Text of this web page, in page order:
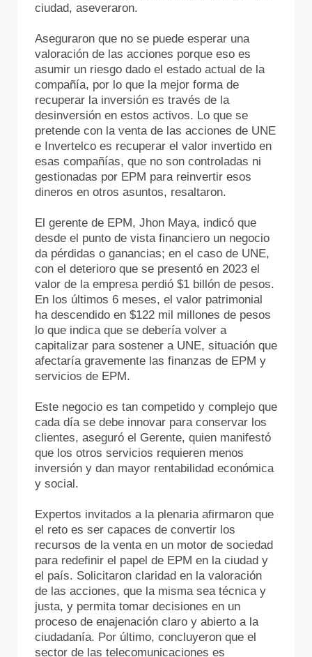
ciudad, aseveraron.
Aseguraron que no se puede esperar una
valoración de las acciones porque eso es
asumir un riesgo dado el estado actual de la
compañía, por lo que la mejor forma de
recuperar la inversión es través de la
desinversión en estos activos. Lo que se
pretende con la venta de las acciones de UNE
e Invertelco es recuperar el valor invertido en
esas compañías, que no son controladas ni
gestionadas por EPM para reinvertir esos
dineros en otros asuntos, resaltaron.
El gerente de EPM, Jhon Maya, indicó que
desde el punto de vista financiero un negocio
da pérdidas o ganancias; en el caso de UNE,
con el deterioro que se presentó en 2023 el
valor de la empresa perdió $1 billón de pesos.
En los últimos 6 meses, el valor patrimonial
ha descendido en $122 mil millones de pesos
lo que indica que se debería volver a
capitalizar para sostener a UNE, situación que
afectaría gravemente las finanzas de EPM y
servicios de EPM.
Este negocio es tan competido y complejo que
cada día se debe innovar para conservar los
clientes, aseguró el Gerente, quien manifestó
que los otros servicios requieren menos
inversión y dan mayor rentabilidad económica
y social.
Expertos invitados a la plenaria afirmaron que
el reto es ser capaces de convertir los
recursos de la venta en un motor de sociedad
para redefinir el papel de EPM en la ciudad y
el país. Solicitaron claridad en la valoración
de las acciones, que la misma sea técnica y
justa, y permita tomar decisiones en un
proceso de enajenación claro y abierto a la
ciudadanía. Por último, concluyeron que el
sector de las telecomunicaciones es